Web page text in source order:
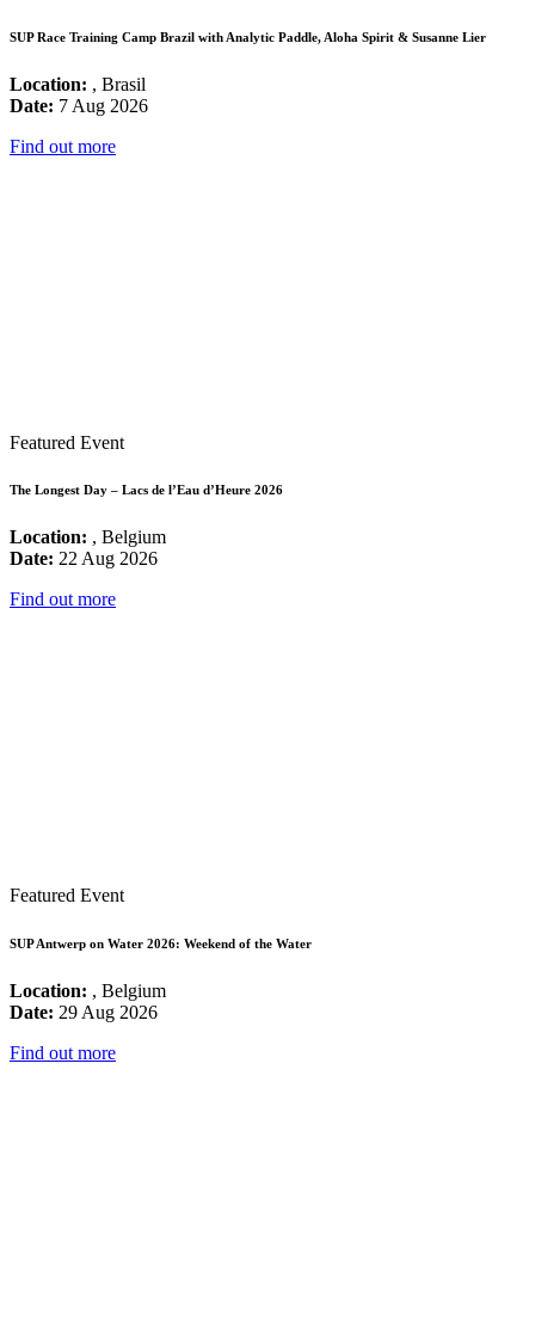
SUP Race Training Camp Brazil with Analytic Paddle, Aloha Spirit & Susanne Lier
Location: , Brasil
Date: 7 Aug 2026
Find out more
Featured Event
The Longest Day – Lacs de l’Eau d’Heure 2026
Location: , Belgium
Date: 22 Aug 2026
Find out more
Featured Event
SUP Antwerp on Water 2026: Weekend of the Water
Location: , Belgium
Date: 29 Aug 2026
Find out more